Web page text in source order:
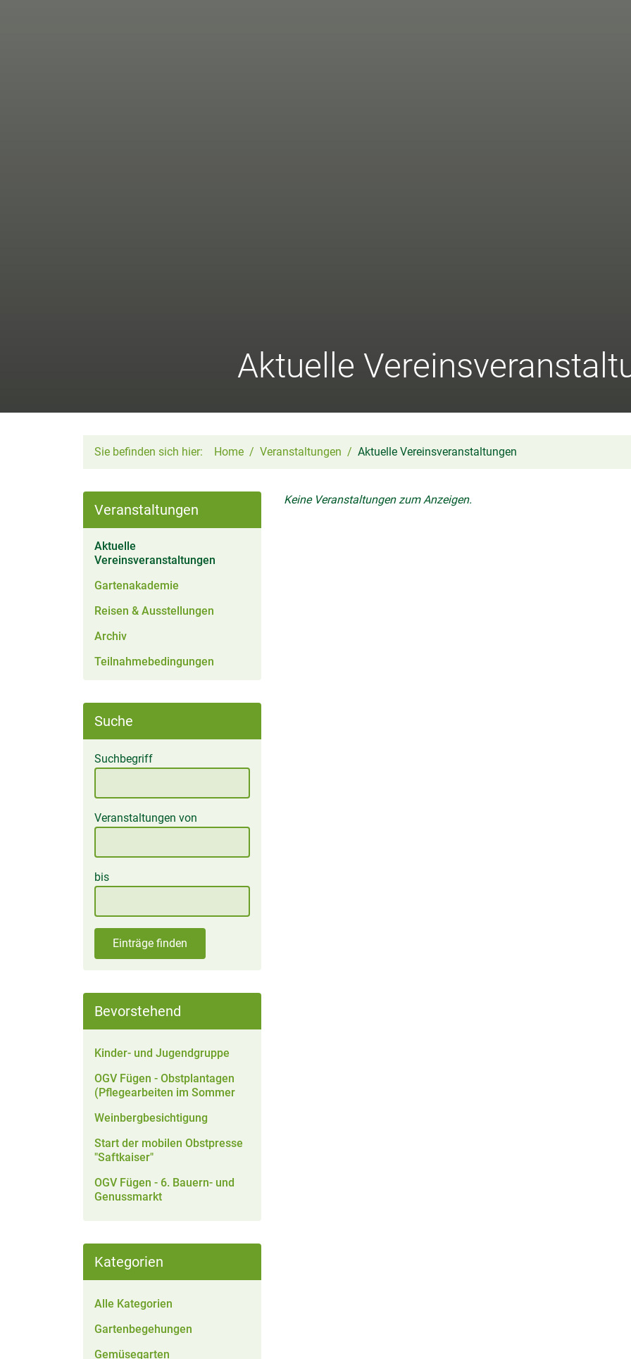
Aktuelle
Sie befinden sich hier: Home Veranstaltungen Aktuelle Vereinsveranstaltungen
Veranstaltungen
Aktuelle
Vereinsveranstaltungen
Gartenakademie
Reisen & Ausstellungen
Archiv
Teilnahmebedingungen
Suche
Suchbegriff
Veranstaltungen von
bis
Einträge finden
Bevorstehend
Kinder- und Jugendgruppe
OGV Fügen - Obstplantagen
(Pflegearbeiten im Sommer
Weinbergbesichtigung
Start der mobilen Obstpresse
"Saftkaiser"
OGV Fügen - 6. Bauern- und
Genussmarkt
Kategorien
Alle Kategorien
Gartenbegehungen
Gemüsegarten
Keine Veranstaltungen zum Anzeigen.